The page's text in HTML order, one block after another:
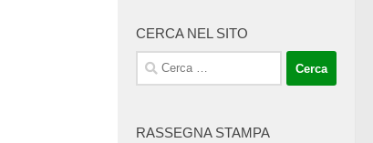
CERCA NEL SITO
Ricerca
per:
RASSEGNA STAMPA